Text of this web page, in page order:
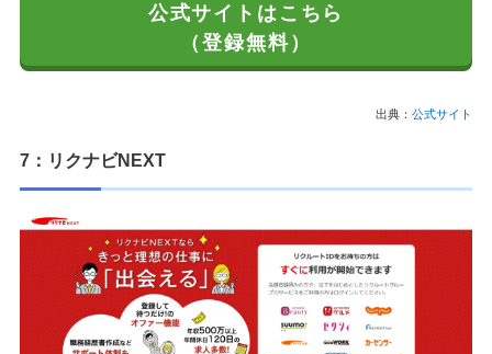
公式サイトはこちら
（登録無料）
出典： 公式サイト
7：リクナビNEXT